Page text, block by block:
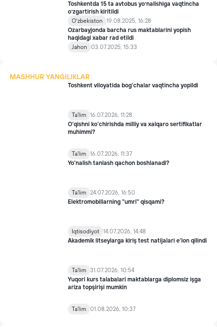
Toshkentda 15 ta avtobus yoʻnalishiga vaqtincha
oʻzgartirish kiritildi
Oʻzbekiston
19.08.2025, 16:28
Ozarbayjonda barcha rus maktablarini yopish
haqidagi xabar rad etildi
Jahon
03.07.2025, 15:33
MASHHUR YANGILIKLAR
Toshkent viloyatida bog‘chalar vaqtincha yopildi
Ta'lim 16.07.2026, 11:28
O‘qishni ko‘chirishda milliy va xalqaro sertifikatlar
muhimmi?
Ta'lim 16.07.2026, 11:37
Yo’nalish tanlash qachon boshlanadi?
Ta'lim 24.07.2026, 16:50
Elektromobillarning "umri" qisqami?
Iqtisodiyot 14.07.2026, 14:48
Akademik litseylarga kiriş test natijalari e'lon qilindi
Ta'lim 31.07.2026, 10:54
Yuqori kurs talabalari maktablarga diplomsiz işga
ariza topşirişi mumkin
Ta'lim 01.08.2026, 10:37